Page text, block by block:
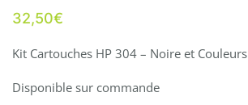
32,50€
Kit Cartouches HP 304 – Noire et Couleurs
Disponible sur commande